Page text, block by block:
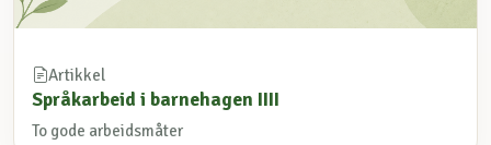
Artikkel
Språkarbeid i barnehagen IIII
To gode arbeidsmåter